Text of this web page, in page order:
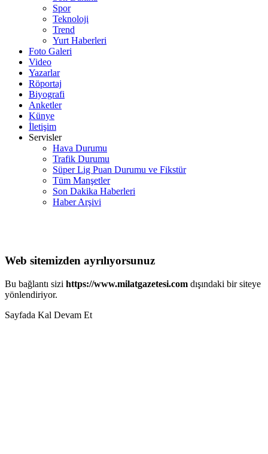
Spor
Teknoloji
Trend
Yurt Haberleri
Foto Galeri
Video
Yazarlar
Röportaj
Biyografi
Anketler
Künye
İletişim
Servisler
Hava Durumu
Trafik Durumu
Süper Lig Puan Durumu ve Fikstür
Tüm Manşetler
Son Dakika Haberleri
Haber Arşivi
Web sitemizden ayrılıyorsunuz
Bu bağlantı sizi https://www.milatgazetesi.com dışındaki bir siteye
yönlendiriyor.
Sayfada Kal Devam Et